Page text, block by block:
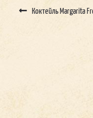
navigation
Коктейль Margarita